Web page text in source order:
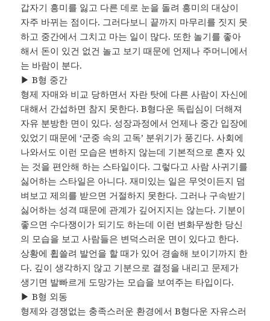
갑자기 흥미를 잃고 다른 데로 눈을 돌려 흥미의 대상이
자주 바뀌는 점이다. 그러다보니 끝까지 마무리를 짓지 못
하고 중간에서 그치고 마는 일이 많다. 또한 놀기를 좋아
해서 돈이 있건 없건 놀고 보기 때문에 언제나 주머니에서
는 바람이 분다.
▶ B형 중간
형제 자매와 비교 당하면서 자란 탓에 다른 사람이 자신에
대해서 간섭하면 참지 못한다. B형다운 독립심이 더해져
자유 분방한 면이 있다. 성장과정에서 언제나 중간 입장에
있었기 때문에 ‘군중 속의 고독’ 분위기가 풍긴다. 사회에
나와서도 이런 모습은 변하지 않는데 기본적으로 혼자 있
는 것을 편안해 하는 스타일이다. 그렇다고 사람 사귀기를
싫어하는 스타일은 아니다. 재미있는 일은 무엇이든지 덤
벼보고 제의를 받으면 거절하지 못한다. 그러나 구속받기
싫어하는 성격 때문에 관계가 깊어지지는 않는다. 기분이
좋으면 수다쟁이가 되기도 하는데 이런 변화무쌍한 당신
의 모습을 보고 사람들은 변덕스러운 면이 있다고 한다.
상황에 휩쓸려 발언을 할 때가 있어 경솔해 보이기까지 한
다. 깊이 생각하지 않고 기분으로 결정을 내리고 문제가
생기면 발빠르게 도망가는 모습을 보여주는 타입이다.
▶ B형 외동
형제와 경쟁없는 충족스러운 환경에서 B형다운 자유스러